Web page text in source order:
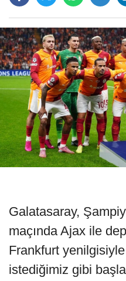
Galatasaray,
maçında Ajax ile
Frankfurt
istediğimiz gibi